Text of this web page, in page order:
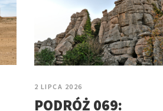
2 LIPCA 2026
PODRÓŻ 069: